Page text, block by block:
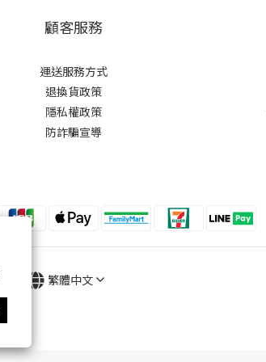
顧客服務
運送服務方式
退換貨政策
隱私權政策
防詐騙宣導
繁體中文